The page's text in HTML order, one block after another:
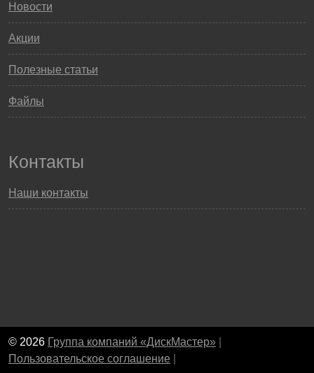
Новости
Акции
Полезные статьи
Файлы
Контакты
Наши контакты
© 2026 Группа компаний «ДискМастер»
Пользовательское соглашение